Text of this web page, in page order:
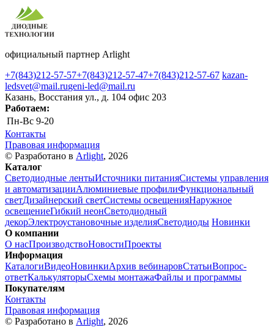
официальный партнер Arlight
+7(843)212-57-57+7(843)212-57-47+7(843)212-57-67 kazan-
ledsvet@mail.rugeni-led@mail.ru
Казань, Восстания ул., д. 104 офис 203
Работаем:
Пн-Вс 9-20
Контакты
Правовая информация
© Разработано в Arlight, 2026
Каталог
Светодиодные лентыИсточники питанияСистемы управления
и автоматизацииАлюминиевые профилиФункциональный
светДизайнерский светСистемы освещенияНаружное
освещениеГибкий неонСветодиодный
декорЭлектроустановочные изделияСветодиоды Новинки
О компании
О насПроизводствоНовостиПроекты
Информация
КаталогиВидеоНовинкиАрхив вебинаровСтатьиВопрос-
ответКалькуляторыСхемы монтажаФайлы и программы
Покупателям
Контакты
Правовая информация
© Разработано в Arlight, 2026